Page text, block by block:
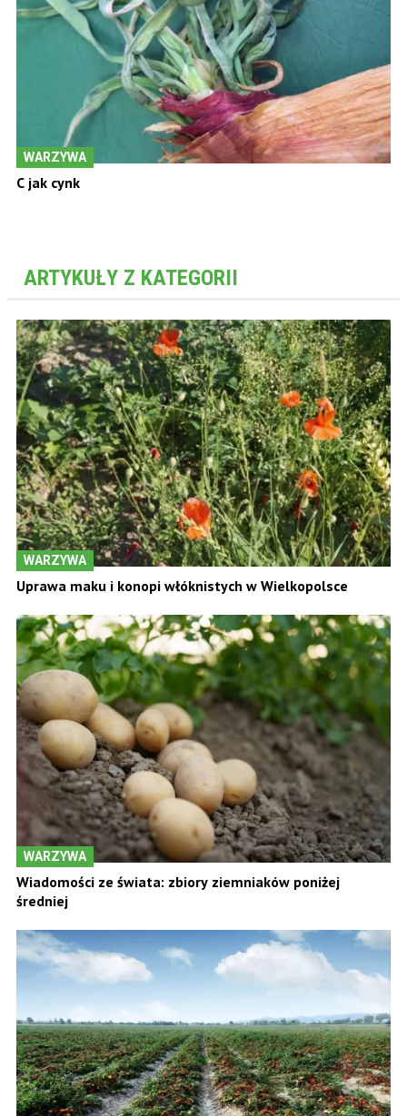
WARZYWA
C jak cynk
ARTYKUŁY Z KATEGORII
WARZYWA
Uprawa maku i konopi włóknistych w Wielkopolsce
WARZYWA
Wiadomości ze świata: zbiory ziemniaków poniżej
średniej